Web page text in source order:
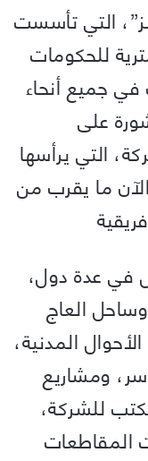
التي تأسست
للحكومات
جميع أنحاء
على
التي يرأسها
ما يقرب من
في عدة دول،
وساحل العاج
المدنية،
ومشاريع
للشركة،
المقاطعات